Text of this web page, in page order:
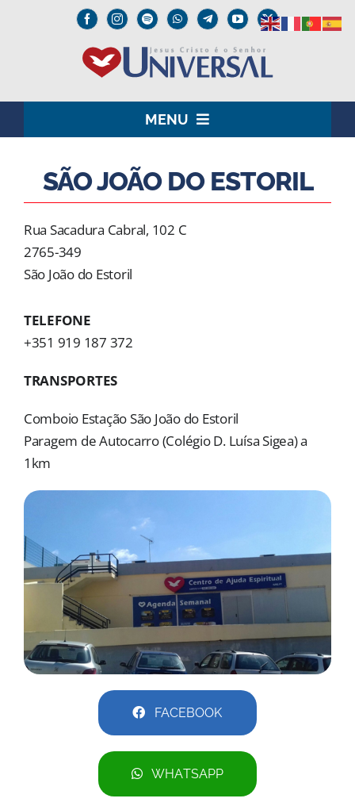
MENU
INSTITUCIONAL
UNIVERSAL+
MEDIA
Pesquisar
SÃO JOÃO DO ESTORIL
Rua Sacadura Cabral, 102 C
2765-349
São João do Estoril
TELEFONE
+351 919 187 372
TRANSPORTES
Comboio Estação São João do Estoril
Paragem de Autocarro (Colégio D. Luísa Sigea) a
1km
FACEBOOK
WHATSAPP